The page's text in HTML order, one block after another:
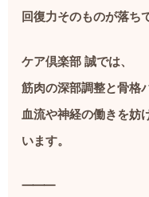
回復力そのものが落ち
ケア倶楽部 誠では、
筋肉の深部調整と骨格
血流や神経の働きを妨
います。
⸻